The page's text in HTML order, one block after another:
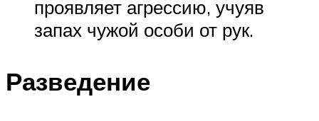
проявляет агрессию, учуяв
запах чужой особи от рук.
Разведение